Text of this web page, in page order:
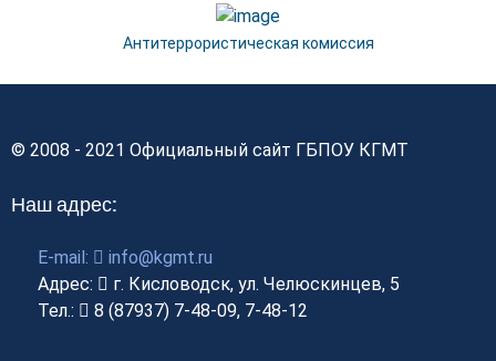
Антитеррористическая комиссия
© 2008 - 2021 Официальный сайт ГБПОУ КГМТ
Наш адрес:
E-mail:
info@kgmt.ru
Адрес:
г. Кисловодск, ул. Челюскинцев, 5
Тел.:
8 (87937) 7-48-09, 7-48-12